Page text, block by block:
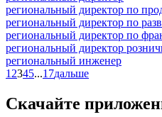
региональный директор по
региональный директор по
региональный директор по
региональный директор
региональный инженер
1 2345...17дальше
Скачайте